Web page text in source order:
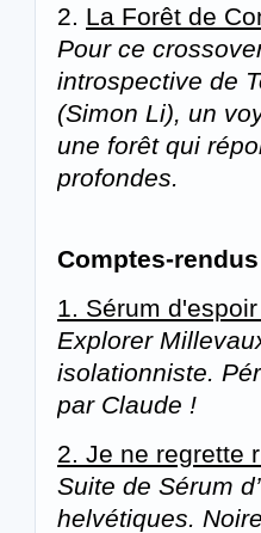
2. La Forêt de
Pour ce
introspective de
(Simon Li), un
une forêt qui
profondes.
Comptes-
1. Sérum
Explorer
isolationniste.
par Claude !
2. Je ne regrette
Suite de Sérum
helvétiques.